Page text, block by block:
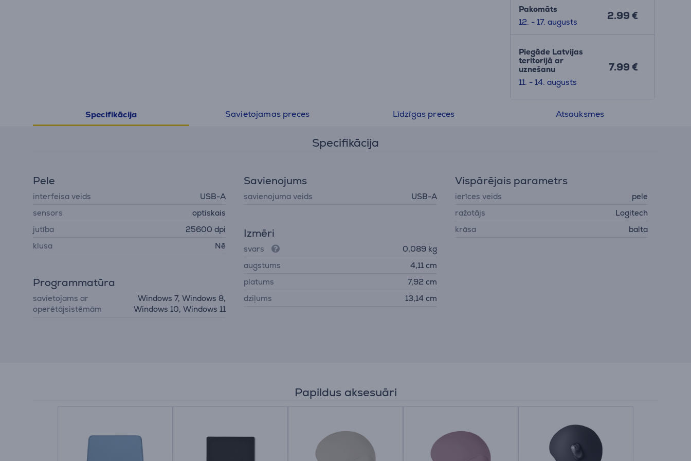
Pakomāts
12. - 17. augusts
2.99 €
Piegāde Latvijas
teritorijā ar
uznešanu
11. - 14. augusts
7.99 €
Specifikācija Savietojamas preces Līdzīgas preces Atsauksmes
Specifikācija
Pele
interfeisa veids
USB-A
sensors
optiskais
jutība
25600 dpi
klusa
Nē
Programmatūra
savietojams ar
operētājsistēmām
Windows 7, Windows 8,
Windows 10, Windows 11
Savienojums
savienojuma veids USB-A
Izmēri
svars
0,089 kg
augstums
4,11 cm
platums
7,92 cm
dziļums
13,14 cm
Vispārējais parametrs
ierīces veids
pele
ražotājs
Logitech
krāsa
balta
Papildus aksesuāri